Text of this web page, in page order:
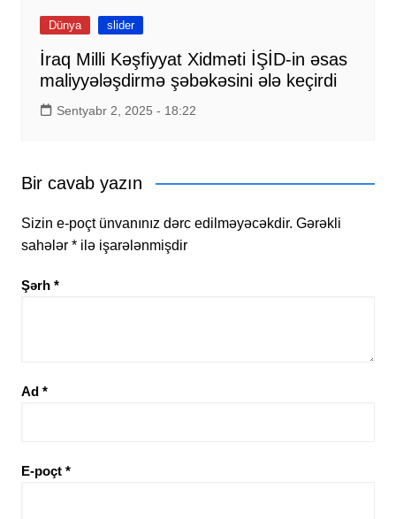
Dünya slider
İraq Milli Kəşfiyyat Xidməti İŞİD-in əsas
maliyyələşdirmə şəbəkəsini ələ keçirdi
Sentyabr 2, 2025 - 18:22
Bir cavab yazın
Sizin e-poçt ünvanınız dərc edilməyəcəkdir. Gərəkli
sahələr *ilə işarələnmişdir
Şərh *
Ad *
E-poçt *